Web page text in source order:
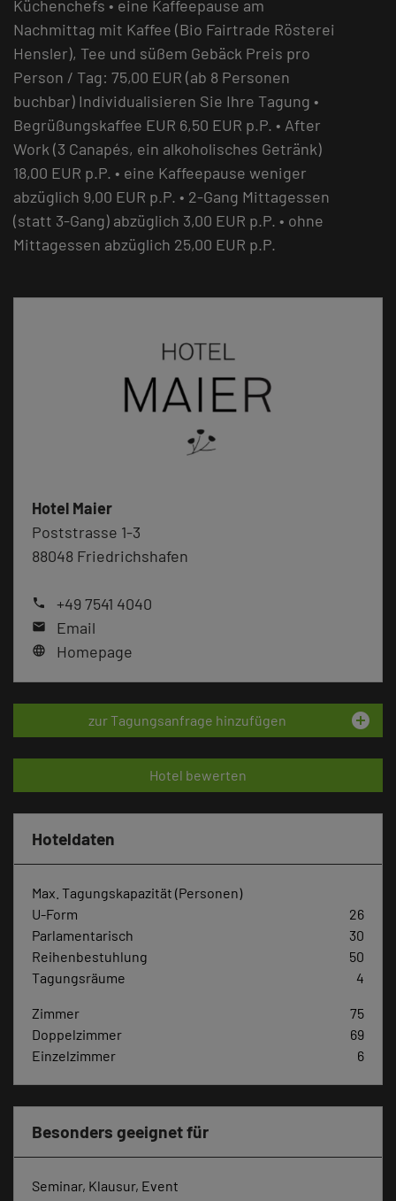
Küchenchefs • eine Kaffeepause am
Nachmittag mit Kaffee (Bio Fairtrade Rösterei
Hensler), Tee und süßem Gebäck Preis pro
Person / Tag: 75,00 EUR (ab 8 Personen
buchbar) Individualisieren Sie Ihre Tagung •
Begrüßungskaffee EUR 6,50 EUR p.P. • After
Work (3 Canapés, ein alkoholisches Getränk)
18,00 EUR p.P. • eine Kaffeepause weniger
abzüglich 9,00 EUR p.P. • 2-Gang Mittagessen
(statt 3-Gang) abzüglich 3,00 EUR p.P. • ohne
Mittagessen abzüglich 25,00 EUR p.P.
Hotel Maier
Poststrasse 1-3
88048 Friedrichshafen
phone +49 7541 4040
mail Email
language Homepage
zur Tagungsanfrage hinzufügen add_circle
Hotel bewerten
Hoteldaten
Max. Tagungskapazität (Personen)
U-Form
26
Parlamentarisch
30
Reihenbestuhlung
50
Tagungsräume
4
Zimmer
75
Doppelzimmer
69
Einzelzimmer
6
Besonders geeignet für
Seminar, Klausur, Event